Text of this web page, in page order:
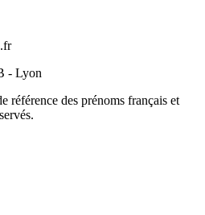
- Lyon
référence des prénoms français et